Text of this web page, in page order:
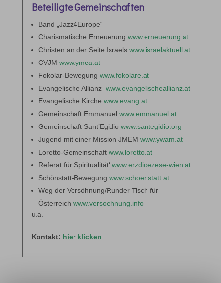
Beteiligte Gemeinschaften
Band „Jazz4Europe“
Charismatische Erneuerung www.erneuerung.at
Christen an der Seite Israels www.israelaktuell.at
CVJM www.ymca.at
Fokolar-Bewegung www.fokolare.at
Evangelische Allianz www.evangelischeallianz.at
Evangelische Kirche www.evang.at
Gemeinschaft Emmanuel www.emmanuel.at
Gemeinschaft Sant’Egidio www.santegidio.org
Jugend mit einer Mission JMEM www.ywam.at
Loretto-Gemeinschaft www.loretto.at
Referat für Spiritualität‘ www.erzdioezese-wien.at
Schönstatt-Bewegung www.schoenstatt.at
Weg der Versöhnung/Runder Tisch für
Österreich www.versoehnung.info
u.a.
Kontakt: hier klicken